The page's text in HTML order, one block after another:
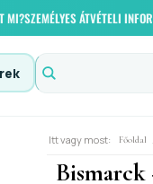
MI?SZEMÉLYES ÁTVÉTELI
Itt vagy most: Főoldal
Bismarck